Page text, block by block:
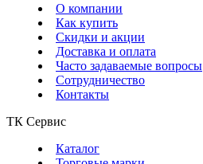
О компании
Как купить
Скидки и акции
Доставка и оплата
Часто задаваемые вопросы
Сотрудничество
Контакты
ТК Сервис
Каталог